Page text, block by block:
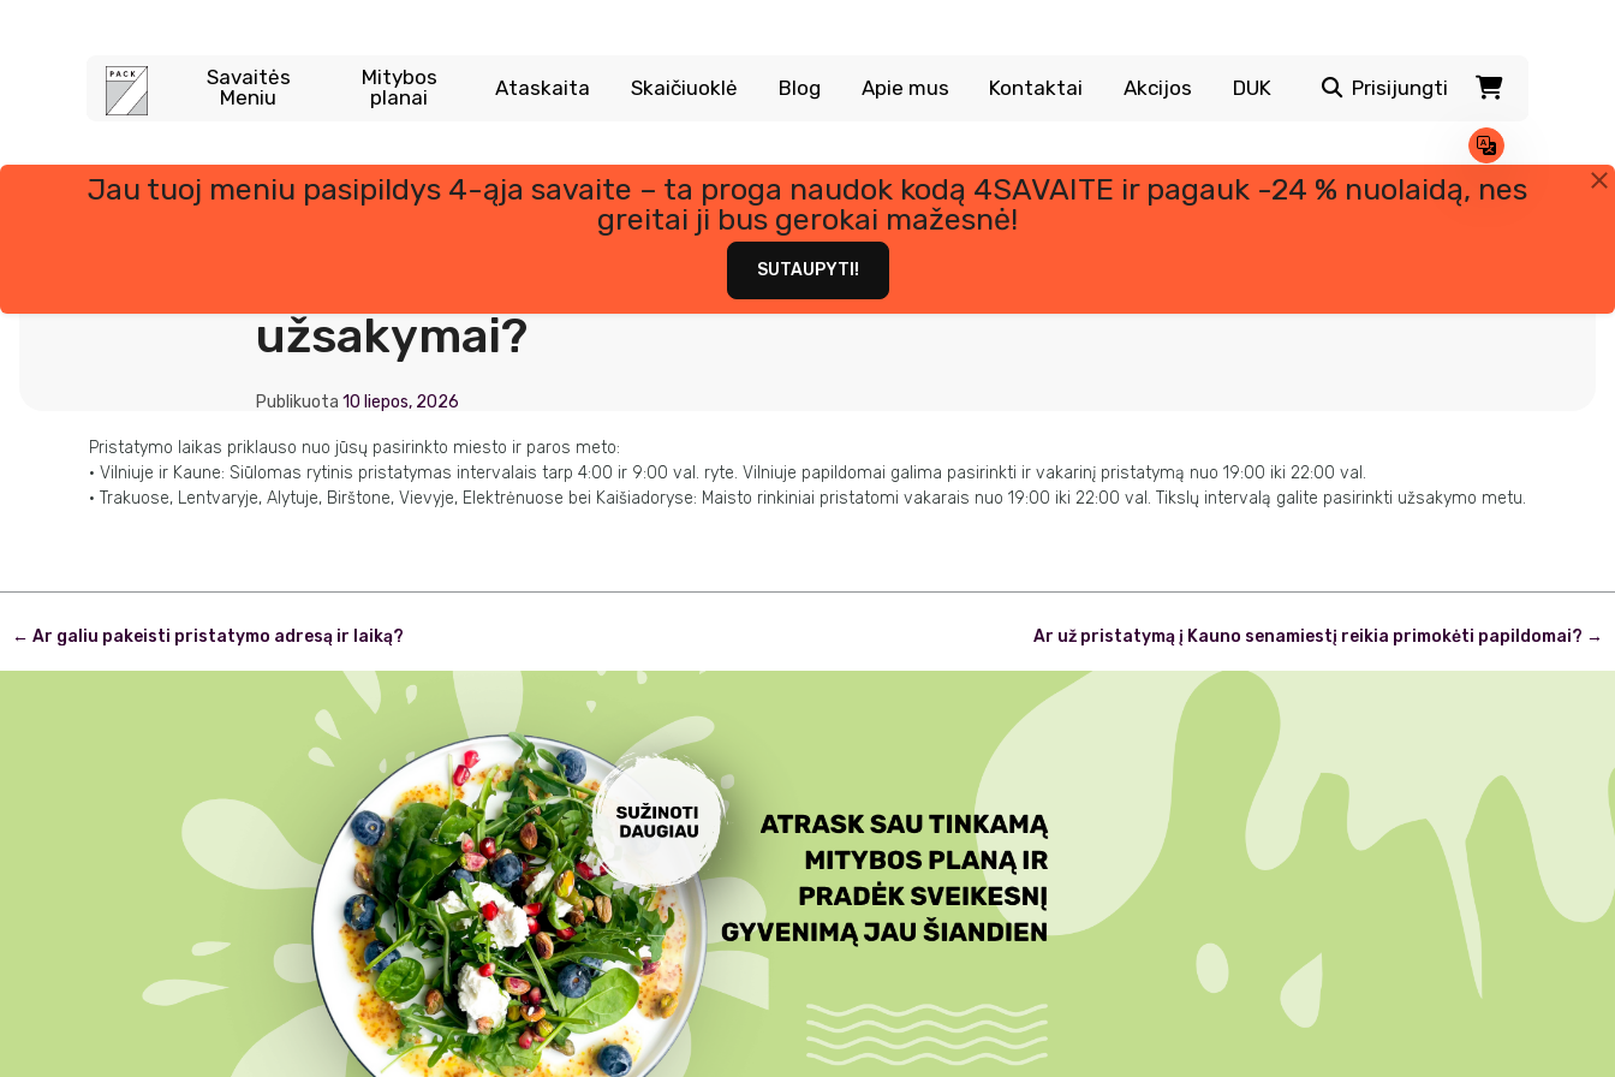
Savaitės
Meniu
Mitybos
planai
Ataskaita Skaičiuoklė Blog Apie mus Kontaktai Akcijos DUK Prisijungti
Jau tuoj meniu pasipildys 4-ąja savaite – ta proga naudok kodą 4SAVAITE ir pagauk -24 % nuolaidą, nes
greitai ji bus gerokai mažesnė!
SUTAUPYTI!
užsakymai?
Publikuota 10 liepos, 2026
Pristatymo laikas priklauso nuo jūsų pasirinkto miesto ir paros meto:
• Vilniuje ir Kaune: Siūlomas rytinis pristatymas intervalais tarp 4:00 ir 9:00 val. ryte. Vilniuje papildomai galima pasirinkti ir vakarinį pristatymą nuo 19:00 iki 22:00 val.
• Trakuose, Lentvaryje, Alytuje, Birštone, Vievyje, Elektrėnuose bei Kaišiadoryse: Maisto rinkiniai pristatomi vakarais nuo 19:00 iki 22:00 val. Tikslų intervalą galite pasirinkti užsakymo metu.
Post
navigation
Ar už pristatymą į Kauno senamiestį reikia primokėti papildomai? →
← Ar galiu pakeisti pristatymo adresą ir laiką?